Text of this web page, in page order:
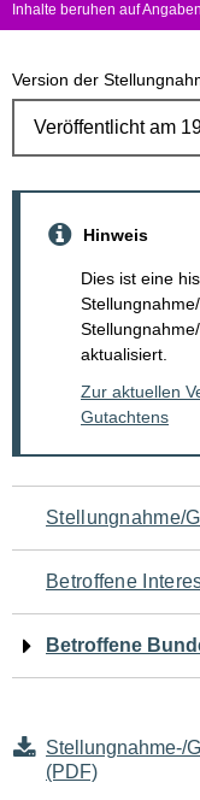
Inhalte beruhen auf
Version der
Hinweis
Dies ist eine
aktualisiert.
Zur aktuellen
Gutachtens
Navigation
für
den
Stellungnahme/
Betroffene
Betroffene
Stellungnahme-/
(PDF)